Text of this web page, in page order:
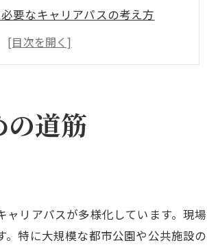
要なキャリアパスの考え方
活きる東京都の造園昇進戦略
目指すための行動指針とは
昇進成功のコツとは
かす造園昇進の具体策
価される職場の特徴とは
るための造園経験の積み方
道筋
リアパスが多様化しています。現
特に大規模な都市公園や公共施設